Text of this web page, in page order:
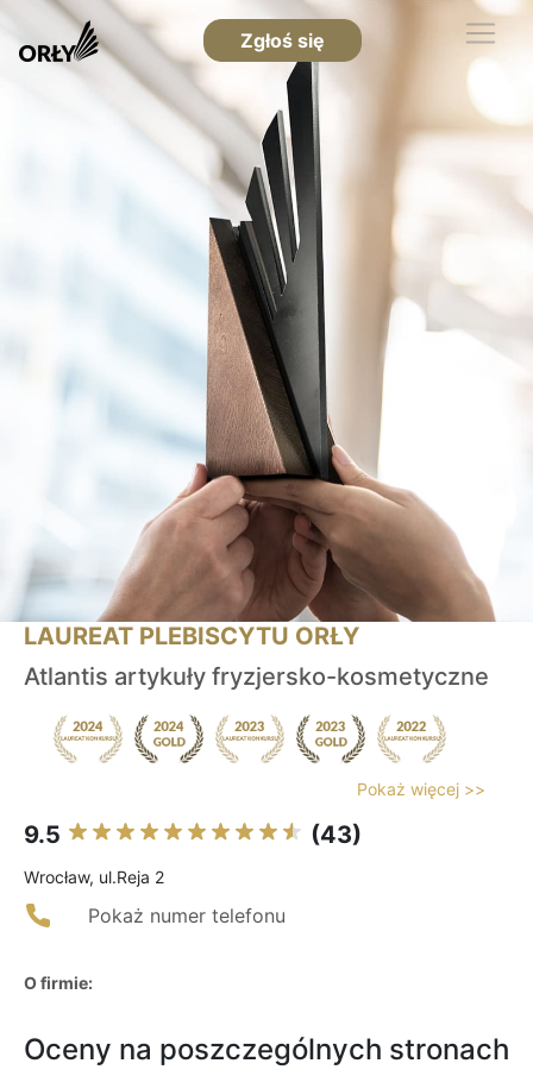
Zgłoś się
LAUREAT PLEBISCYTU ORŁY
Atlantis artykuły fryzjersko-kosmetyczne
Pokaż więcej >>
9.5 (43)
Wrocław, ul.Reja 2
Pokaż numer telefonu
O firmie:
Oceny na poszczególnych stronach